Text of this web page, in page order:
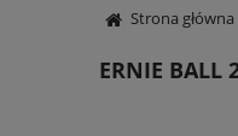
Strona główna
ERNIE BALL